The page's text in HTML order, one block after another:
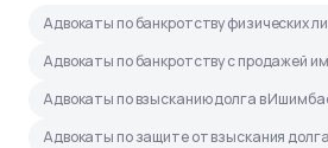
Адвокаты по банкротству физических
Адвокаты по банкротству с продажей
Адвокаты по взысканию долга в
Адвокаты по защите от взыскания